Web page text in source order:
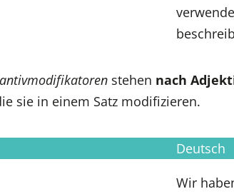
stehen nach
sie in einem Satz modifizieren.
Deutsch
Wir